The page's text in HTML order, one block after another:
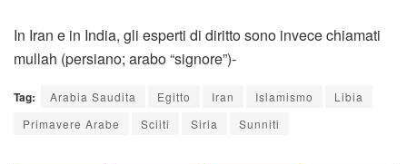
In Iran e in India, gli esperti di diritto sono invece chiamati
mullah (persiano; arabo “signore”)-
Tag: Arabia Saudita Egitto Iran Islamismo
Libia
Primavere Arabe
Sciiti Siria Sunniti